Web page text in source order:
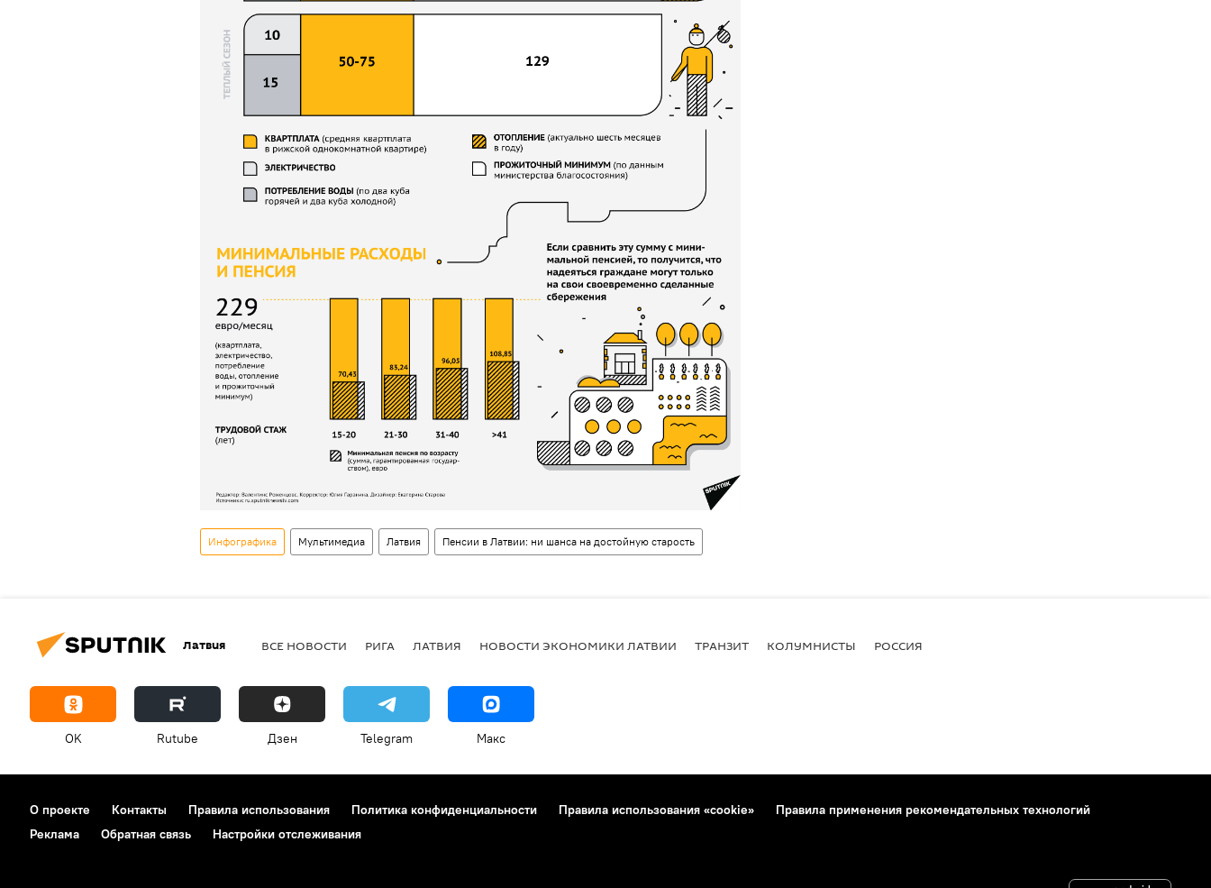
Инфографика Мультимедиа Латвия Пенсии в Латвии: ни шанса на достойную старость
Латвия ВСЕ НОВОСТИ РИГА ЛАТВИЯ НОВОСТИ ЭКОНОМИКИ ЛАТВИИ ТРАНЗИТ КОЛУМНИСТЫ РОССИЯ
OK Rutube Дзен Telegram Макс
О проекте Контакты Правила использования Политика конфиденциальности Правила использования «cookie»
Правила применения рекомендательных технологий
Реклама
Обратная связь Настройки отслеживания